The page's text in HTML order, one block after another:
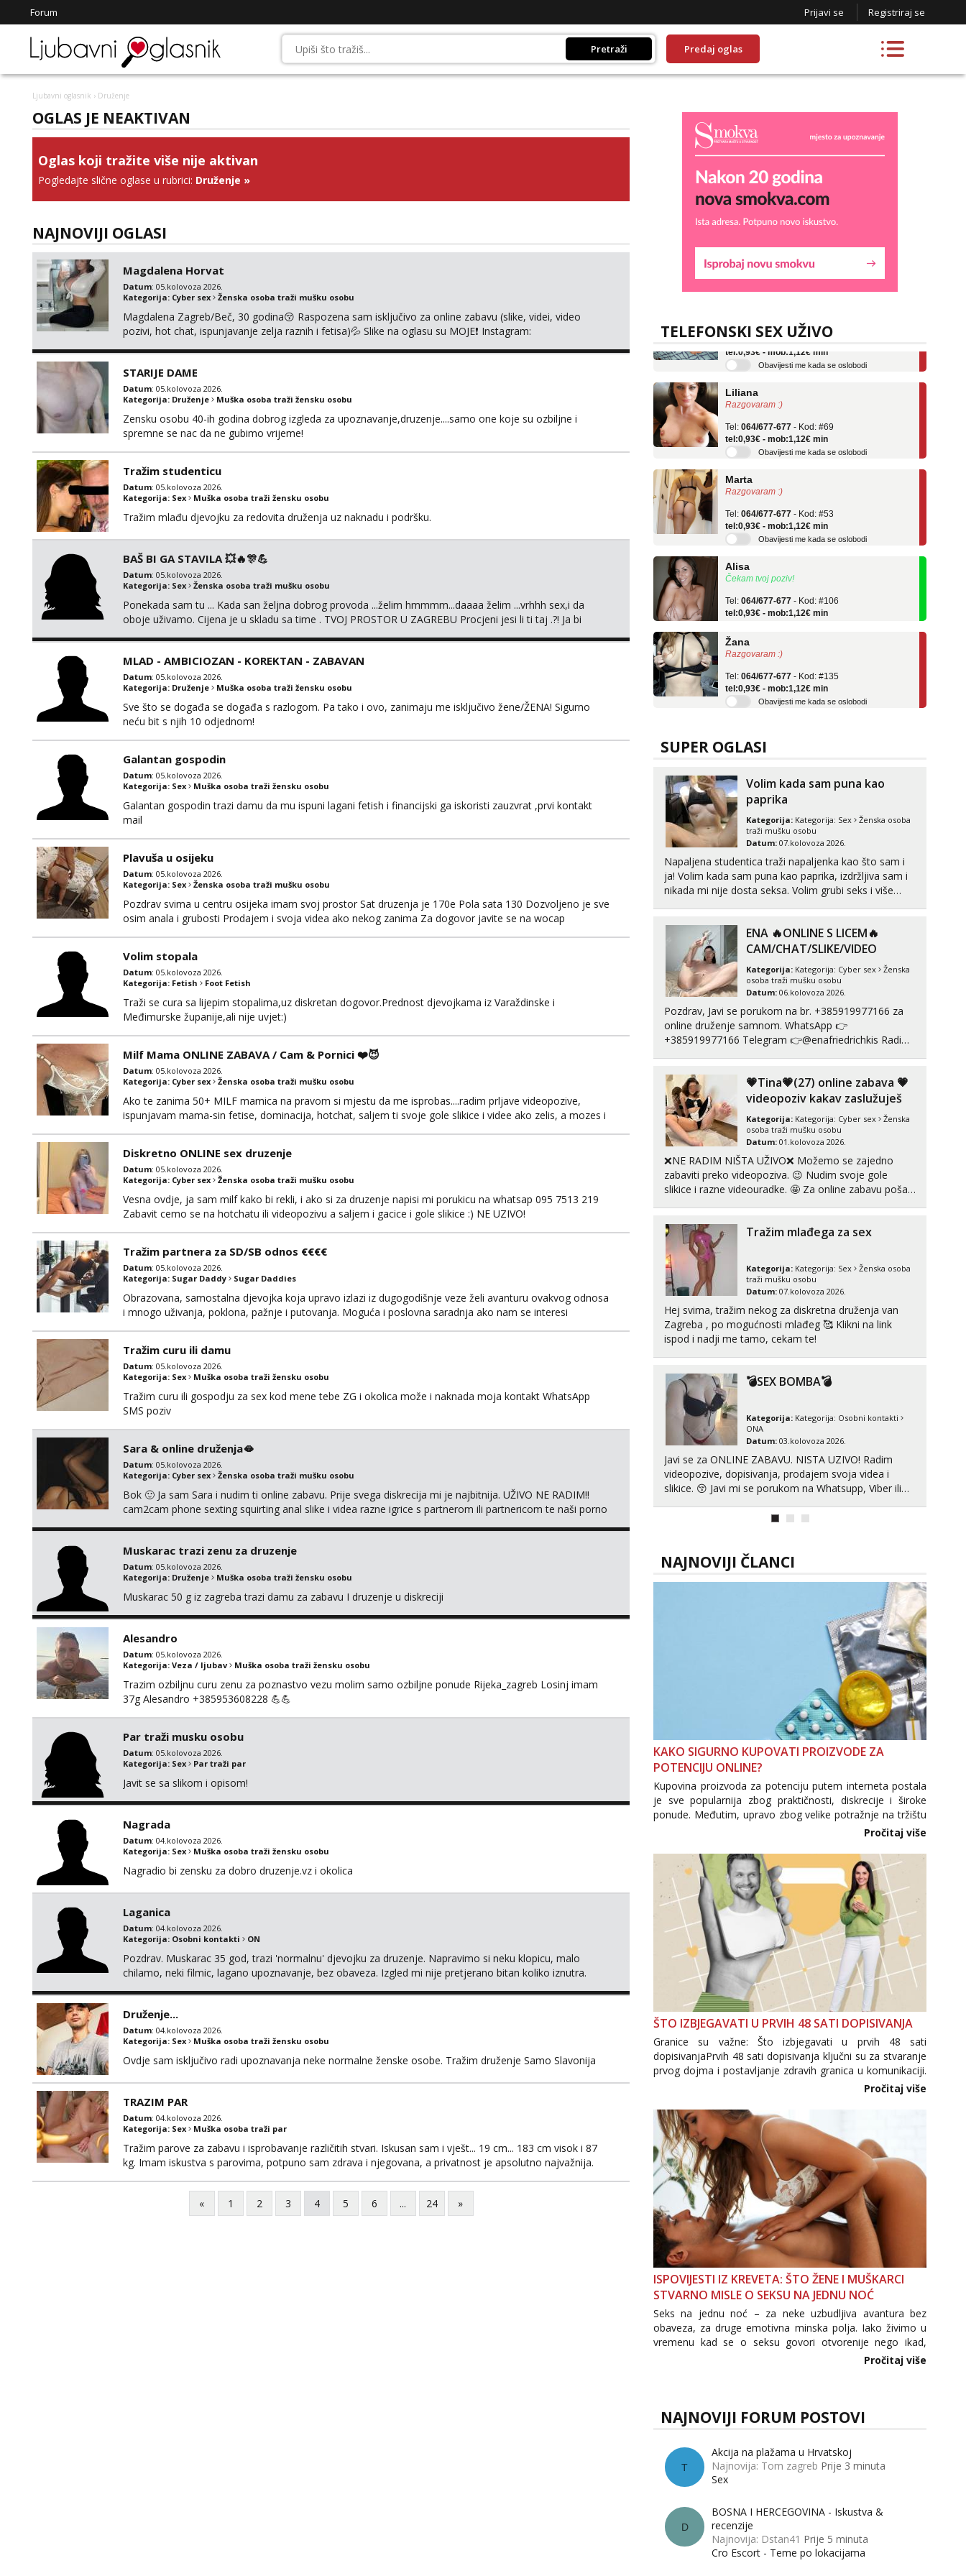
Forum Prijavi se Registriraj se
Pretraži Predaj oglas
Ljubavni oglasnik › Druženje
OGLAS JE NEAKTIVAN
Oglas koji tražite više nije aktivan
Pogledajte slične oglase u rubrici: Druženje »
NAJNOVIJI OGLASI
Magdalena Horvat
Datum: 05.kolovoza 2026.
Kategorija: Cyber sex Ženska osoba traži mušku osobu
Magdalena Zagreb/Beč, 30 godina😚 Raspozena sam isključivo za online zabavu (slike, videi, video
pozivi, hot chat, ispunjavanje zelja raznih i fetisa)💦 Slike na oglasu su MOJE❗ Instagram:
SVOJE NAJVECE FANTAZIJE😈 CEKA...
STARIJE DAME
Datum: 05.kolovoza 2026.
Kategorija: Druženje Muška osoba traži žensku osobu
Zensku osobu 40-ih godina dobrog izgleda za upoznavanje,druzenje....samo one koje su ozbiljne i
spremne se nac da ne gubimo vrijeme!
Tražim studenticu
Datum: 05.kolovoza 2026.
Kategorija: Sex Muška osoba traži žensku osobu
Tražim mlađu djevojku za redovita druženja uz naknadu i podršku.
BAŠ BI GA STAVILA 💥🔥🎊💪
Datum: 05.kolovoza 2026.
Kategorija: Sex Ženska osoba traži mušku osobu
Ponekada sam tu ... Kada san željna dobrog provoda ...želim hmmmm...daaaa želim ...vrhhh sex,i da
oboje uživamo. Cijena je u skladu sa time . TVOJ PROSTOR U ZAGREBU Procjeni jesi li ti taj .?! Ja bi
MLAD - AMBICIOZAN - KOREKTAN - ZABAVAN
Datum: 05.kolovoza 2026.
Kategorija: Druženje Muška osoba traži žensku osobu
Sve što se događa se događa s razlogom. Pa tako i ovo, zanimaju me isključivo žene/ŽENA! Sigurno
neću bit s njih 10 odjednom!
Galantan gospodin
Datum: 05.kolovoza 2026.
Kategorija: Sex Muška osoba traži žensku osobu
Galantan gospodin trazi damu da mu ispuni lagani fetish i financijski ga iskoristi zauzvrat ,prvi kontakt
mail
Plavuša u osijeku
Datum: 05.kolovoza 2026.
Kategorija: Sex Ženska osoba traži mušku osobu
Pozdrav svima u centru osijeka imam svoj prostor Sat druzenja je 170e Pola sata 130 Dozvoljeno je sve
osim anala i grubosti Prodajem i svoja videa ako nekog zanima Za dogovor javite se na wocap
Volim stopala
Datum: 05.kolovoza 2026.
Kategorija: Fetish Foot Fetish
Traži se cura sa lijepim stopalima,uz diskretan dogovor.Prednost djevojkama iz Varaždinske i
Međimurske županije,ali nije uvjet:)
Milf Mama ONLINE ZABAVA / Cam & Pornici ❤️😈
Datum: 05.kolovoza 2026.
Kategorija: Cyber sex Ženska osoba traži mušku osobu
Ako te zanima 50+ MILF mamica na pravom si mjestu da me isprobas....radim prljave videopozive,
ispunjavam mama-sin fetise, dominacija, hotchat, saljem ti svoje gole slikice i videe ako zelis, a mozes i
Diskretno ONLINE sex druzenje
Datum: 05.kolovoza 2026.
Kategorija: Cyber sex Ženska osoba traži mušku osobu
Vesna ovdje, ja sam milf kako bi rekli, i ako si za druzenje napisi mi porukicu na whatsap 095 7513 219
Zabavit cemo se na hotchatu ili videopozivu a saljem i gacice i gole slikice :) NE UZIVO!
Tražim partnera za SD/SB odnos €€€€
Datum: 05.kolovoza 2026.
Kategorija: Sugar Daddy Sugar Daddies
Obrazovana, samostalna djevojka koja upravo izlazi iz dugogodišnje veze želi avanturu ovakvog odnosa
i mnogo uživanja, poklona, pažnje i putovanja. Moguća i poslovna saradnja ako nam se interesi
Tražim curu ili damu
Datum: 05.kolovoza 2026.
Kategorija: Sex Muška osoba traži žensku osobu
Tražim curu ili gospodju za sex kod mene tebe ZG i okolica može i naknada moja kontakt WhatsApp
SMS poziv
Sara & online druženja🫦
Datum: 05.kolovoza 2026.
Kategorija: Cyber sex Ženska osoba traži mušku osobu
Bok 🙂 Ja sam Sara i nudim ti online zabavu. Prije svega diskrecija mi je najbitnija. UŽIVO NE RADIM!!
cam2cam phone sexting squirting anal slike i videa razne igrice s partnerom ili partnericom te naši porno
Muskarac trazi zenu za druzenje
Datum: 05.kolovoza 2026.
Kategorija: Druženje Muška osoba traži žensku osobu
Muskarac 50 g iz zagreba trazi damu za zabavu I druzenje u diskreciji
Alesandro
Datum: 05.kolovoza 2026.
Kategorija: Veza / ljubav Muška osoba traži žensku osobu
Trazim ozbiljnu curu zenu za poznastvo vezu molim samo ozbiljne ponude Rijeka_zagreb Losinj imam
37g Alesandro +385953608228 💪💪
Par traži musku osobu
Datum: 05.kolovoza 2026.
Kategorija: Sex Par traži par
Javit se sa slikom i opisom!
Nagrada
Datum: 04.kolovoza 2026.
Kategorija: Sex Muška osoba traži žensku osobu
Nagradio bi zensku za dobro druzenje.vz i okolica
Laganica
Datum: 04.kolovoza 2026.
Kategorija: Osobni kontakti ON
Pozdrav. Muskarac 35 god, trazi 'normalnu' djevojku za druzenje. Napravimo si neku klopicu, malo
chilamo, neki filmic, lagano upoznavanje, bez obaveza. Izgled mi nije pretjerano bitan koliko iznutra.
Druženje...
Datum: 04.kolovoza 2026.
Kategorija: Sex Muška osoba traži žensku osobu
Ovdje sam isključivo radi upoznavanja neke normalne ženske osobe. Tražim druženje Samo Slavonija
TRAZIM PAR
Datum: 04.kolovoza 2026.
Kategorija: Sex Muška osoba traži par
Tražim parove za zabavu i isprobavanje različitih stvari. Iskusan sam i vješt... 19 cm... 183 cm visok i 87
kg. Imam iskustva s parovima, potpuno sam zdrava i njegovana, a privatnost je apsolutno najvažnija.
poruke ili zvati. Blokiram one koji nisu ozbiljni.
«
1 2 3 4 5 6 ... 24 »
TELEFONSKI SEX UŽIVO
Lucija
Tel:064/677-677 - Kod: #136
tel:0,93€ - mob:1,12€ min
Obavijesti me kada se oslobodi
Razgovaram :)
tel:0,93€ - mob:1,12€ min
Obavijesti me kada se oslobodi
Razgovaram :)
tel:0,93€ - mob:1,12€ min
Obavijesti me kada se oslobodi
Čekam tvoj poziv!
tel:0,93€ - mob:1,12€ min
Razgovaram :)
tel:0,93€ - mob:1,12€ min
Obavijesti me kada se oslobodi
Tel:064/677-677
Anđela
Čekam tvoj poziv!
Tel: 064/677-677 - Kod: #142
tel:0,93€ - mob:1,12€ min
Lucija
Razgovaram :)
Tel:064/677-677- Kod: #136
tel:0,93€ - mob:1,12€ min
Obavijesti me kada se oslobodi
Liliana
Razgovaram :)
Tel: 064/677-677- Kod: #69
tel:0,93€ - mob:1,12€ min
Obavijesti me kada se oslobodi
064/677-677- Kod: #53
tel:0,93€ - mob:1,12€ min
Alisa
Tel:064/677-677
- Kod: #106
tel:0,93€ - mob:1,12€ min
Razgovaram :)
Obavijesti me kada se oslobodi
Razgovaram :)
Tel:064/677-677- Kod: #123
tel:0,93€ - mob:1,12€ min
Obavijesti me kada se oslobodi
Anđela
Čekam tvoj poziv!
Tel: 064/677-677- Kod: #142
tel:0,93€ - mob:1,12€ min
SUPER OGLASI
Volim kada sam puna kao
paprika
Kategorija: Kategorija: Sex
Ženska osoba
traži mušku osobu
Datum: 07.kolovoza 2026.
Napaljena studentica traži napaljenka kao što sam i
ja! Volim kada sam puna kao paprika, izdržljiva sam i
nikada mi nije dosta seksa. Volim grubi seks i više
cekam te!
ENA 🔥ONLINE S LICEM🔥
CAM/CHAT/SLIKE/VIDEO
Kategorija: Kategorija: Cyber sex
Ženska
osoba traži mušku osobu
Datum: 06.kolovoza 2026.
Pozdrav, Javi se porukom na br. +385919977166 za
online druženje samnom. WhatsApp 👉
+385919977166 Telegram 👉@enafriedrichkis Radim
štikle, samostojeće itd. Nudim svakakva videa seksa,
puš...
💗Tina💗(27) online zabava 💗
videopoziv kakav zaslužuješ
Kategorija: Kategorija: Cyber sex
Ženska
osoba traži mušku osobu
Datum: 01.kolovoza 2026.
❌NE RADIM NIŠTA UŽIVO❌ Možemo se zajedno
zabaviti preko videopoziva. 😉 Nudim svoje gole
slikice i razne videouradke. 🤩 Za online zabavu pošalji
vidjeti na videopozivu. 😉 S vama sam vec 5 ...
Tražim mlađega za sex
Kategorija: Kategorija: Sex
Ženska osoba
traži mušku osobu
Datum: 07.kolovoza 2026.
Hej svima, tražim nekog za diskretna druženja van
Zagreba , po mogućnosti mlađeg 🥰 Klikni na link
ispod i nadji me tamo, cekam te!
💣SEX BOMBA💣
Kategorija: Kategorija: Osobni kontakti
ONA
Datum: 03.kolovoza 2026.
Javi se za ONLINE ZABAVU. NISTA UZIVO! Radim
videopozive, dopisivanja, prodajem svoja videa i
slikice. 😚 Javi mi se porukom na Whatsupp, Viber ili
NAJNOVIJI ČLANCI
KAKO SIGURNO KUPOVATI PROIZVODE ZA
POTENCIJU ONLINE?
Kupovina proizvoda za potenciju putem interneta postala
je sve popularnija zbog praktičnosti, diskrecije i široke
ponude. Međutim, upravo zbog velike potražnje na tržištu
se pojavljuju i brojni krivotvoreni proizvodi, nepouzdane
internetske trgovine te proizvodi nepoznatog podrijetla. ...
Pročitaj više
ŠTO IZBJEGAVATI U PRVIH 48 SATI DOPISIVANJA
Granice su važne: Što izbjegavati u prvih 48 sati
dopisivanjaPrvih 48 sati dopisivanja ključni su za stvaranje
prvog dojma i postavljanje zdravih granica u komunikaciji.
Važno je izbjeći prebrzo otkrivanje osobnih ili intimnih
informacija, jer nepoznata osoba još nije zaslužila to
povjerenje. Takođe...
Pročitaj više
ISPOVIJESTI IZ KREVETA: ŠTO ŽENE I MUŠKARCI
STVARNO MISLE O SEKSU NA JEDNU NOĆ
Seks na jednu noć – za neke uzbudljiva avantura bez
obaveza, za druge emotivna minska polja. Iako živimo u
vremenu kad se o seksu govori otvorenije nego ikad,
tema „jedne noći strasti“ i dalje izaziva burne rasprave. Što
Pročitaj više
NAJNOVIJI FORUM POSTOVI
T
Akcija na plažama u Hrvatskoj
Najnovija: Tom zagreb Prije 3 minuta
Sex
D
BOSNA I HERCEGOVINA - Iskustva &
recenzije
Najnovija: Dstan41 Prije 5 minuta
Cro Escort - Teme po lokacijama